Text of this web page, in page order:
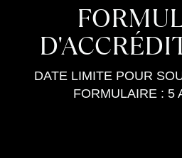
DATE LIMITE POUR
FORMULAIRE : 5